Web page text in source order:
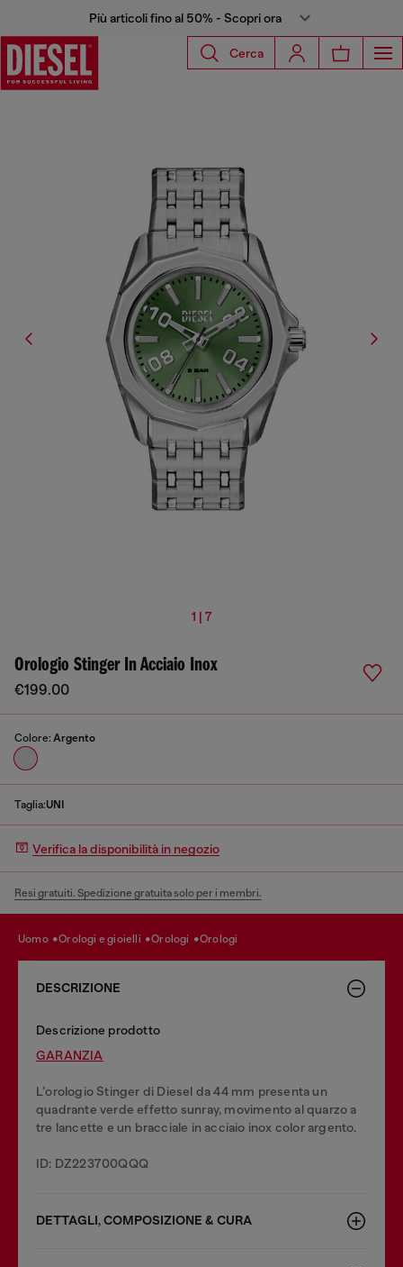
Più articoli fino al 50% - Scopri ora
Cerca
1 | 7
Orologio Stinger In Acciaio Inox
€199.00
Colore: Argento
Taglia:UNI
Verifica la disponibilità in negozio
Resi gratuiti. Spedizione gratuita solo per i membri.
uomo orologi e gioielli orologi orologi
DESCRIZIONE
Descrizione prodotto
GARANZIA
L’orologio Stinger di Diesel da 44 mm presenta un
quadrante verde effetto sunray, movimento al quarzo a
tre lancette e un bracciale in acciaio inox color argento.
ID: DZ223700QQQ
DETTAGLI, COMPOSIZIONE & CURA